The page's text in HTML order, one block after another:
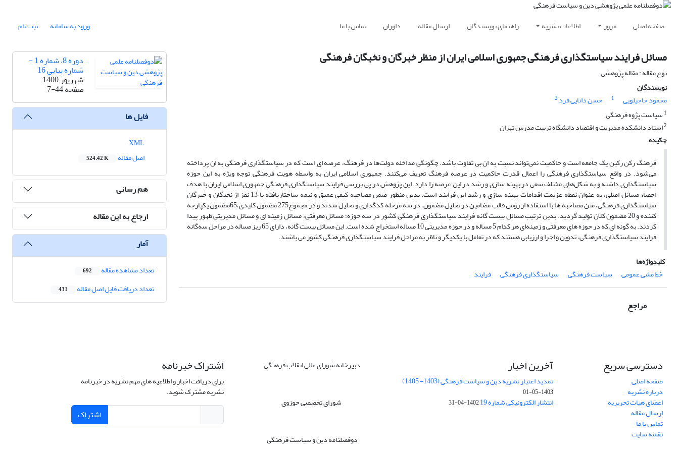
صفحه اصلی مرور اطلاعات نشریه راهنمای نویسندگان ارسال مقاله داوران تماس با ما ورود به سامانه ثبت نام
مسائل فرایند سیاستگذاری فرهنگی جمهوری اسلامی ایران از منظر خبرگان و نخبگان فرهنگی
نوع مقاله : مقاله پژوهشی
نویسندگان
محمود حاجیلویی
1 حسن دانایی فرد 2
1 سیاست پژوه فرهنگی
2استاد دانشکده مدیریت و اقتصاد دانشگاه تربیت مدرس تهران
چکیده
فرهنگ رکن رکین یک جامعه است و حاکمیت نمی‌تواند نسبت به ان بی تفاوت باشد. چگونگی مداخله دولت‌ها در فرهنگ، عرصه ای است که در سیاستگذاری فرهنگی به ان پرداخته
می‌شود. در واقع سیاستگذاری فرهنگی را اعمال قدرت حاکمیت در عرصه فرهنگ تعریف می‌کنند. جمهوری اسلامی ایران به واسطه هویت فرهنگی توجه ویژه به این حوزه
سیاستگذاری داشته و به شکل‌های مختلف سعی در بهینه سازی و رشد در این عرصه را دارد. این پژوهش در پی بررسی فرایند سیاستگذاری فرهنگی جمهوری اسلامی ایران با هدف
احصاء مسائل اصلی، به عنوان نقطه عزیمت اقدامات بهینه سازی و رشد این فرایند است. بدین منظور ضمن مصاحبه کیفی عمیق و نیمه ساختاریافته با 13 نفز از نخبگان و خبرگان
سیاستگذاری فرهنگی، متن مصاحبه ها با استفاده از روش قالب مضامین در تحلیل مضمون، در سه مرحله کدگذاری و تحلیل شدند و در مجموع275 مضمون کلیدی،65مضمون یکپارچه
کننده و 20 مضمون کلان تولید گردید. بدین ترتیب مسائل بیست گانه فرایند سیاستگذاری فرهنگی کشور در سه حوزه؛ مسائل معرفتی، مسائل زمینه ای و مسائل مدیریتی ظهور پیدا
کردند. به گونه ای که در حوزه ‌های معرفتی و زمینه‌ای هر کدام 5 مساله و در حوزه مدیریتی 10 مساله استخراج شده است. این مسائل بیست گانه، دارای 65 ریز مساله در مراحل سه‌گانه
فرایند سیاستگذاری فرهنگی، تدوین و اجرا و ارزیابی هستند که در تعامل با یکدیگر و ناظر به مراحل فرایند سیاستگذاری فرهنگی کشور می باشند.
کلیدواژه‌ها
خط مشی عمومی
سیاست فرهنگی سیاستگذاری فرهنگی فرایند
مراجع
دوره 8، شماره 1 -
شماره پیاپی 16
شهریور 1400
صفحه7-44
فایل ها
اصل مقاله
524.42 K
هم رسانی
ارجاع به این مقاله
آمار
تعداد مشاهده مقاله 692
تعداد دریافت فایل اصل مقاله 431
دسترسی سریع
صفحه اصلی
درباره نشریه
اعضای هیات تحریریه
ارسال مقاله
تماس با ما
نقشه سایت
آخرین اخبار
تمدید اعتبار نشریه دین و سیاست فرهنگی (1403- 1405)
1403-05-01
انتشار الکترونیکی شماره 19 1402-04-31
دبیرخانه شورای عالی انقلاب فرهنگی
شورای تخصصی حوزوی
دوفصلنامه دین و سیاست فرهنگی
اشتراک خبرنامه
برای دریافت اخبار و اطلاعیه های مهم نشریه در خبرنامه
نشریه مشترک شوید.
اشتراک